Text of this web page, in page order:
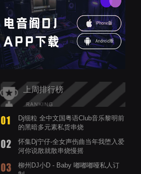
上周排行榜
Dj细粒 全中文国粤语Club音乐黎明前
的黑暗多元素私货串烧
怀集Dj宁仔-全女声伤曲当年我堕入爱
河你说散就散串烧慢摇
柳州DJ小D - Baby 嘟嘟嘟哑私人订